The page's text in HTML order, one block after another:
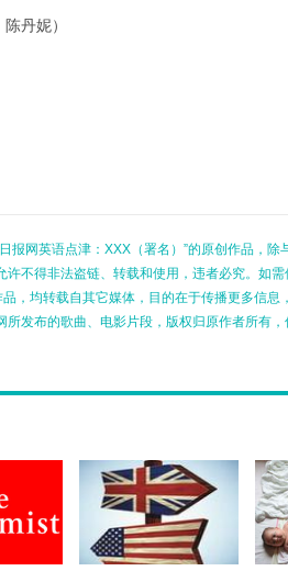
丹妮）
报网英语点津：XXX（署名）”的原创作品，除
不得非法盗链、转载和使用，违者必究。如
，均转载自其它媒体，目的在于传播更多信息
发布的歌曲、电影片段，版权归原作者所有